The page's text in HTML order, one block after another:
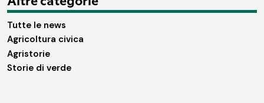
Tutte le news
Agricoltura civica
Agristorie
Storie di verde